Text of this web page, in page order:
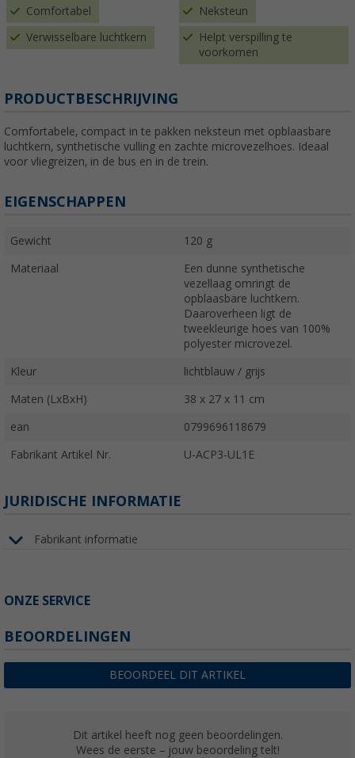
Comfortabel Neksteun
Verwisselbare luchtkern
Helpt verspilling te
voorkomen
PRODUCTBESCHRIJVING
Comfortabele, compact in te pakken neksteun met opblaasbare
luchtkern, synthetische vulling en zachte microvezelhoes. Ideaal
voor vliegreizen, in de bus en in de trein.
EIGENSCHAPPEN
Gewicht 120 g
Materiaal
Een dunne synthetische
vezellaag omringt de
opblaasbare luchtkern.
Daaroverheen ligt de
tweekleurige hoes van 100%
polyester microvezel.
Kleur lichtblauw / grijs
Maten (LxBxH) 38 x 27 x 11 cm
ean 0799696118679
Fabrikant Artikel Nr. U-ACP3-UL1E
JURIDISCHE INFORMATIE
Fabrikant informatie
ONZE SERVICE
BEOORDELINGEN
BEOORDEEL DIT ARTIKEL
Dit artikel heeft nog geen beoordelingen.
Wees de eerste – jouw beoordeling telt!